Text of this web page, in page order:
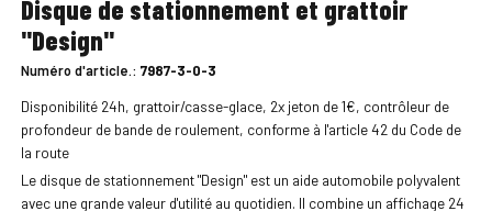
Disque de stationnement et grattoir
"Design"
Numéro d'article.: 7987-3-0-3
Disponibilité 24h, grattoir/casse-glace, 2x jeton de 1€, contrôleur de
profondeur de bande de roulement, conforme à l'article 42 du Code de
la route
Le disque de stationnement "Design" est un aide automobile polyvalent
avec une grande valeur d'utilité au quotidien. Il combine un affichage 24